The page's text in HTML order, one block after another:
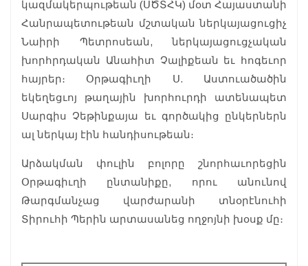
կազմակերպութեան (ՍԾՏՀԿ) մօտ Հայաստանի
Հանրապետութեան մշտական ներկայացուցիչ
Նաիրի Պետրոսեան, ներկայացուցչական
խորհրդական Անահիտ Չալիքեան եւ հոգեւոր
հայրեր։ Օրթագիւղի Ս. Աստուածածին
եկեղեցւոյ թաղային խորհուրդի ատենապետ
Սարգիս Չեթինքայա եւ գործակից ընկերներն
ալ ներկայ էին հանդիսութեան։
Արձակման փուլին բոլորը շնորհաւորեցին
Օրթագիւղի ընտանիքը, որու անունով
Թարգմանչաց վարժարանի տնօրէնուհի
Տիրուհի Պերին արտասանեց ողջոյնի խօսք մը։